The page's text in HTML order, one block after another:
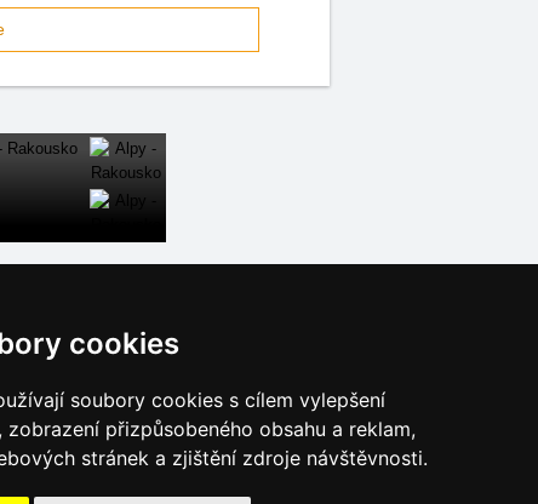
cookies
soubory cookies s cílem vylepšení
přizpůsobeného obsahu a reklam,
stránek a zjištění zdroje návštěvnosti.
Cookies